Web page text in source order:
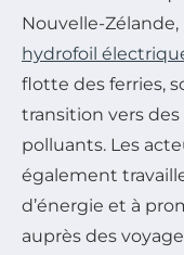
Nouvelle-
hydrofoil
flotte des ferries,
transition vers
polluants. Les
également
d’énergie et à
auprès des